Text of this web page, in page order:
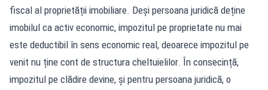
fiscal al proprietății imobiliare. Deși persoana juridică deține
imobilul ca activ economic, impozitul pe proprietate nu mai
este deductibil în sens economic real, deoarece impozitul pe
venit nu ține cont de structura cheltuielilor. În consecință,
impozitul pe clădire devine, și pentru persoana juridică, o